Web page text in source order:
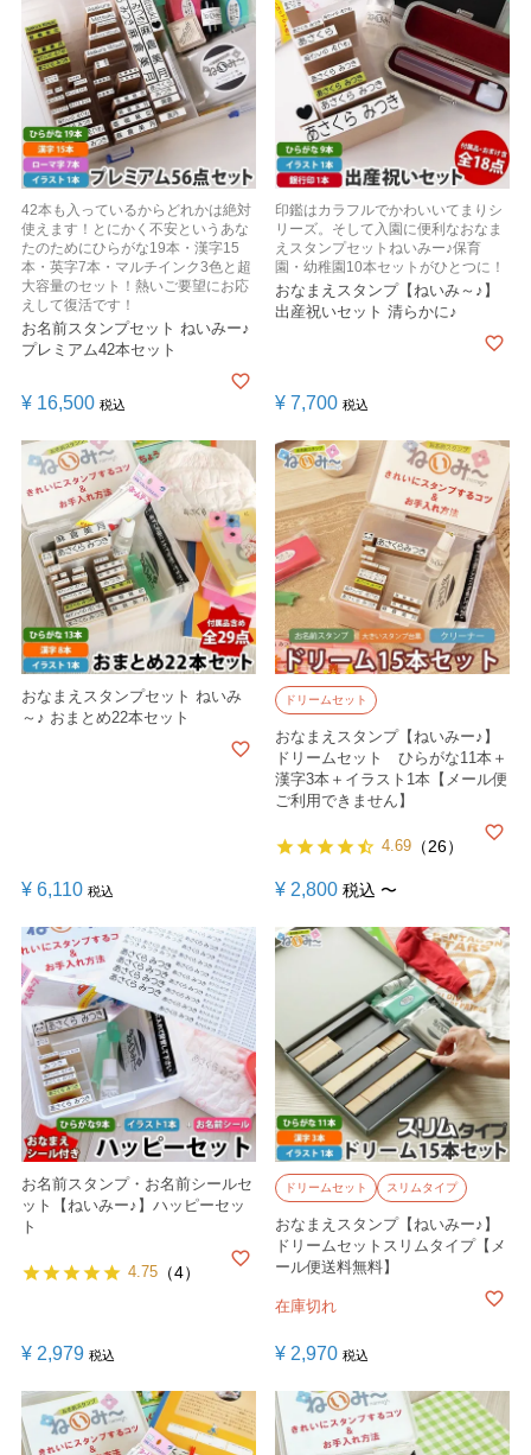
42本も入っているからどれかは絶対
使えます！とにかく不安というあな
たのためにひらがな19本・漢字15
本・英字7本・マルチインク3色と超
大容量のセット！熱いご要望にお応
えして復活です！
お名前スタンプセット ねいみー♪
プレミアム42本セット
¥ 16,500 税込
印鑑はカラフルでかわいいてまりシ
リーズ。そして入園に便利なおなま
えスタンプセットねいみー♪保育
園・幼稚園10本セットがひとつに！
おなまえスタンプ【ねいみ～♪】
出産祝いセット 清らかに♪
¥ 7,700 税込
おなまえスタンプセット ねいみ
～♪ おまとめ22本セット
¥ 6,110 税込
ドリームセット
おなまえスタンプ【ねいみー♪】
ドリームセット ひらがな11本＋
漢字3本＋イラスト1本【メール便
ご利用できません】
¥ 2,800 税込 〜
4.69 （26）
お名前スタンプ・お名前シールセ
ット【ねいみー♪】ハッピーセッ
ト
¥ 2,979 税込
4.75（4）
ドリームセット スリムタイプ
おなまえスタンプ【ねいみー♪】
ドリームセットスリムタイプ【メ
ール便送料無料】
在庫切れ
¥ 2,970 税込